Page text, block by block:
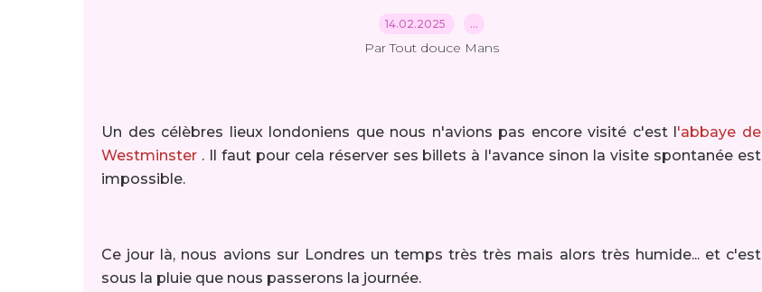
14.02.2025 …
Par Tout douce Mans
Un des célèbres lieux londoniens que nous n'avions pas encore visité c'est l'abbaye de
Westminster . Il faut pour cela réserver ses billets à l'avance sinon la visite spontanée est
impossible.
Ce jour là, nous avions sur Londres un temps très très mais alors très humide... et c'est
sous la pluie que nous passerons la journée.